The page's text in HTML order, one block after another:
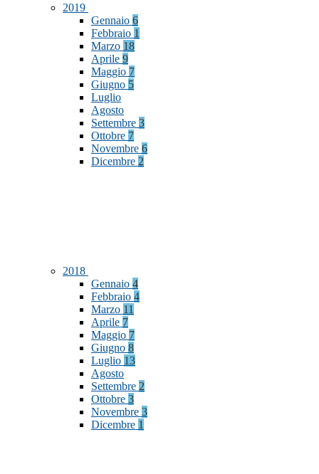
2019
Gennaio 6
Febbraio 1
Marzo 18
Aprile 9
Maggio 7
Giugno 5
Luglio
Agosto
Settembre 3
Ottobre 7
Novembre 6
Dicembre 2
2018
Gennaio 4
Febbraio 4
Marzo 11
Aprile 7
Maggio 7
Giugno 8
Luglio 13
Agosto
Settembre 2
Ottobre 3
Novembre 3
Dicembre 1